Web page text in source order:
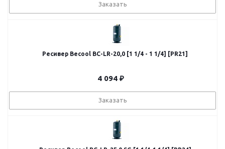
Заказать
Ресивер Becool BC-LR-20,0 [1 1/4 - 1 1/4] [PR21]
4 094 ₽
Заказать